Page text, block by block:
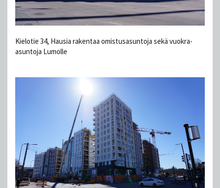
Kielotie 34, Hausia rakentaa omistusasuntoja sekä vuokra-
asuntoja Lumolle